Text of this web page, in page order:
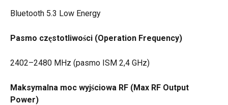
Bluetooth 5.3 Low Energy
Pasmo częstotliwości (Operation Frequency)
2402–2480 MHz (pasmo ISM 2,4 GHz)
Maksymalna moc wyjściowa RF (Max RF Output
Power)